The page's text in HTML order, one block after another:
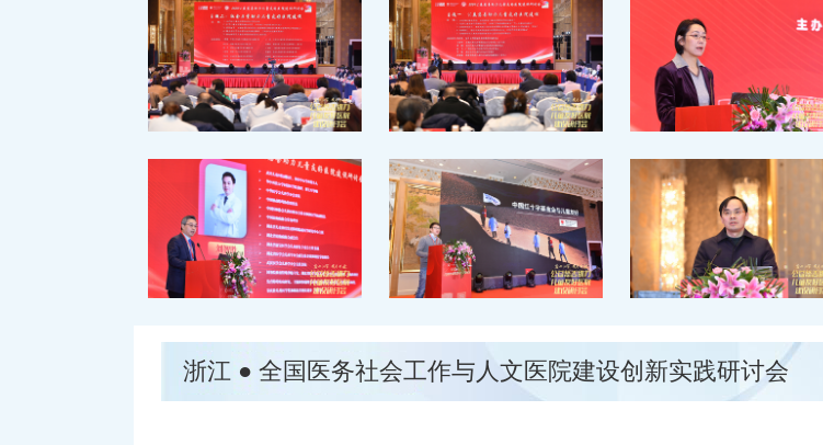
浙江 ● 全国医务社会工作与人文医院建设创新实践研讨会